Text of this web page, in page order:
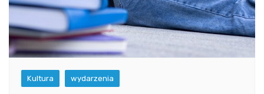
Kultura wydarzenia